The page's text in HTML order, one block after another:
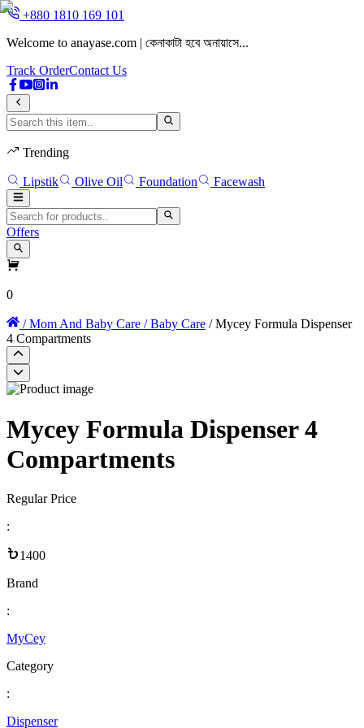
+880 1810 169 101
Welcome to anayase.com | কেনাকাটা হবে অনায়াসে...
Track OrderContact Us
Trending
Lipstik Olive Oil Foundation Facewash
Offers
0
/ Mom And Baby Care / Baby Care / Mycey Formula Dispenser
4 Compartments
Mycey Formula Dispenser 4
Compartments
Regular Price
:
1400
Brand
:
MyCey
Category
:
Dispenser